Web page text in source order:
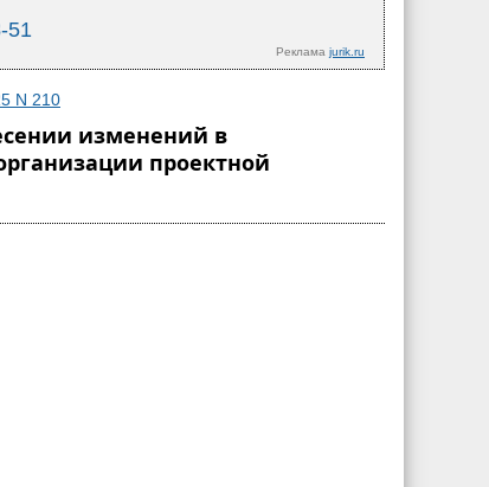
51
Реклама jurik.ru
N 210
изменений в
проектной